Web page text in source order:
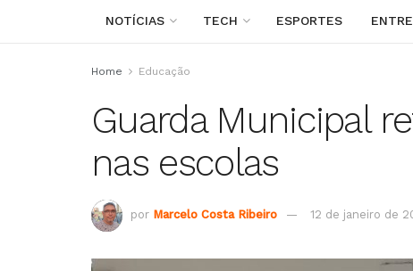
NOTÍCIAS TECH ESPORTES
Home Educação
Guarda Municipal
nas escolas
por Marcelo Costa Ribeiro 12 de janeiro de